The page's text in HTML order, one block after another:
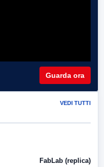
Guarda ora
VEDI TUTTI
FabLab (replica)